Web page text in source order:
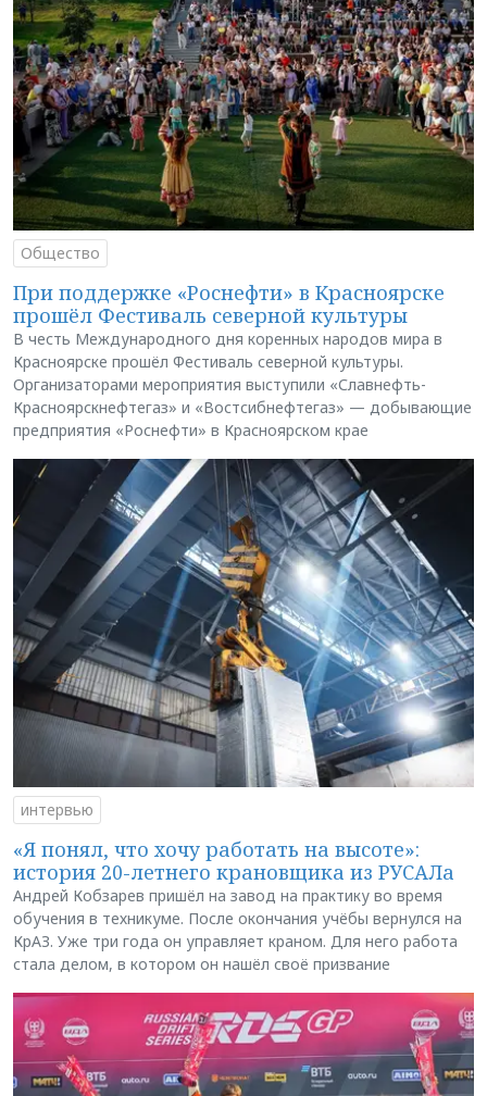
Общество
При поддержке «Роснефти» в Красноярске
прошёл Фестиваль северной культуры
В честь Международного дня коренных народов мира в
Красноярске прошёл Фестиваль северной культуры.
Организаторами мероприятия выступили «Славнефть-
Красноярскнефтегаз» и «Востсибнефтегаз» — добывающие
предприятия «Роснефти» в Красноярском крае
интервью
«Я понял, что хочу работать на высоте»:
история 20-летнего крановщика из РУСАЛа
Андрей Кобзарев пришёл на завод на практику во время
обучения в техникуме. После окончания учёбы вернулся на
КрАЗ. Уже три года он управляет краном. Для него работа
стала делом, в котором он нашёл своё призвание